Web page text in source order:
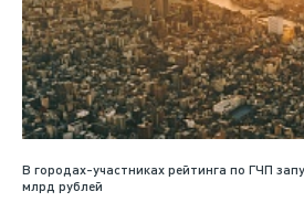
В городах-участниках рейтинга по ГЧП
млрд рублей